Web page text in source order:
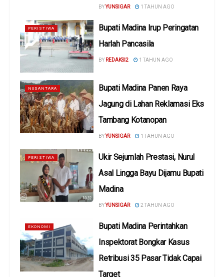
BYYUNSIGAR 1 TAHUN AGO
PERISTIWA
Bupati Madina Irup Peringatan
Harlah Pancasila
BY REDAKSI2 1 TAHUN AGO
NUSANTARA
Bupati Madina Panen Raya
Jagung di Lahan Reklamasi Eks
Tambang Kotanopan
BYYUNSIGAR 1 TAHUN AGO
PERISTIWA
Ukir Sejumlah Prestasi, Nurul
Asal Lingga Bayu Dijamu Bupati
Madina
BYYUNSIGAR 2 TAHUN AGO
EKONOMI
Bupati Madina Perintahkan
Inspektorat Bongkar Kasus
Retribusi 35 Pasar Tidak Capai
Target